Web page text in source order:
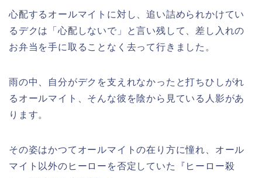
心配するオールマイトに対し、追い詰められかけてい
るデクは「心配しないで」と言い残して、差し入れの
お弁当を手に取ることなく去って行きました。
雨の中、自分がデクを支えれなかったと打ちひしがれ
るオールマイト、そんな彼を陰から見ている人影があ
ります。
その姿はかつてオールマイトの在り方に憧れ、オール
マイト以外のヒーローを否定していた『ヒーロー殺